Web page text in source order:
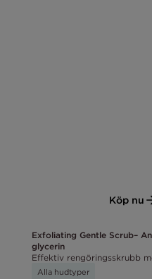
Köp nu
Exfoliating Gentle Scrub–
glycerin
Effektiv rengöringsskrubb
Alla hudtyper